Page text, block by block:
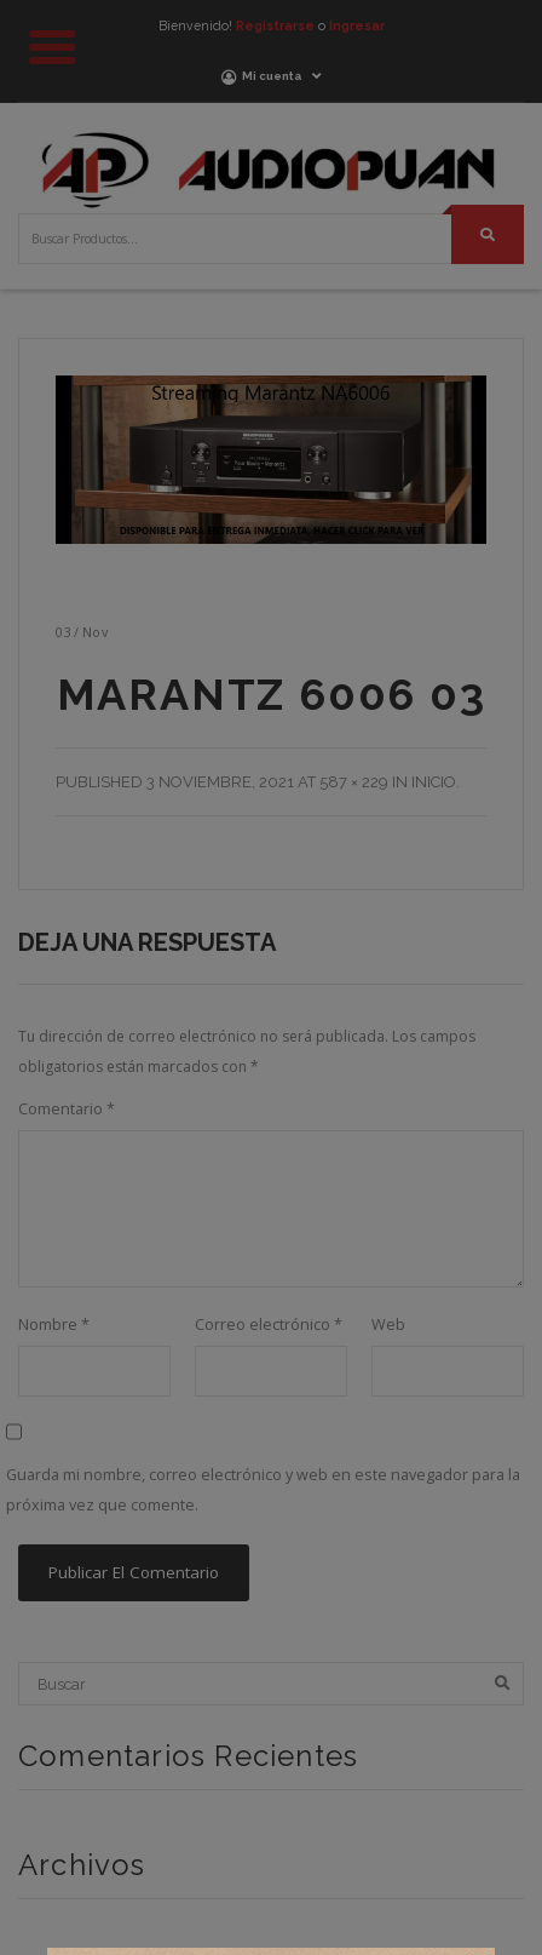
Bienvenido! Registrarse o Ingresar
Mi cuenta
03 / Nov
MARANTZ 6006 03
PUBLISHED 3 NOVIEMBRE, 2021 AT 587 × 229 IN INICIO.
DEJA UNA RESPUESTA
Tu dirección de correo electrónico no será publicada. Los campos
obligatorios están marcados con *
Comentario *
Nombre * Correo electrónico * Web
Guarda mi nombre, correo electrónico y web en este navegador para la
próxima vez que comente.
Comentarios Recientes
Archivos